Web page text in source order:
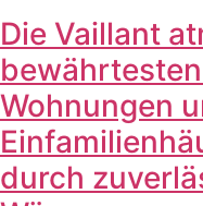
Die Vaillant
Wohnungen
durch